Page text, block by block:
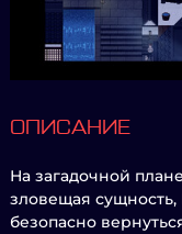
ОПИСАНИЕ
На загадочной
зловещая
безопасно